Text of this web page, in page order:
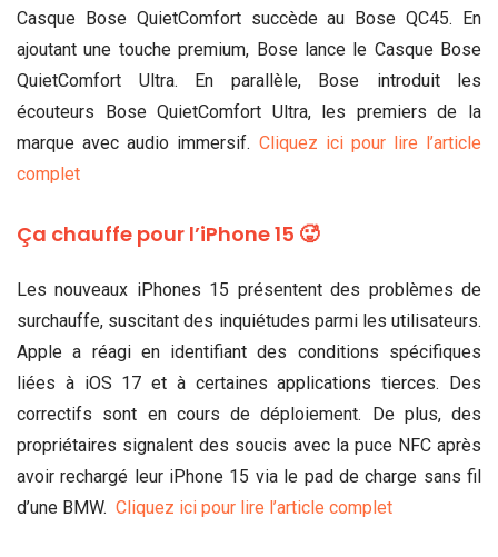
Casque Bose QuietComfort succède au Bose QC45. En
ajoutant une touche premium, Bose lance le Casque Bose
QuietComfort Ultra. En parallèle, Bose introduit les
écouteurs Bose QuietComfort Ultra, les premiers de la
marque avec audio immersif. Cliquez ici pour lire l’article
complet
Ça chauffe pour l’iPhone 15 🥵
Les nouveaux iPhones 15 présentent des problèmes de
surchauffe, suscitant des inquiétudes parmi les utilisateurs.
Apple a réagi en identifiant des conditions spécifiques
liées à iOS 17 et à certaines applications tierces. Des
correctifs sont en cours de déploiement. De plus, des
propriétaires signalent des soucis avec la puce NFC après
avoir rechargé leur iPhone 15 via le pad de charge sans fil
d’une BMW. Cliquez ici pour lire l’article complet